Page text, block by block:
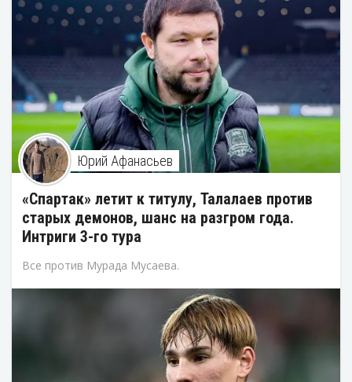
Юрий Афанасьев
«Спартак» летит к титулу, Талалаев против
старых демонов, шанс на разгром года.
Интриги 3-го тура
Все против Мурада Мусаева.